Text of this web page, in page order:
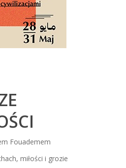
Fouademem
miłości i grozie